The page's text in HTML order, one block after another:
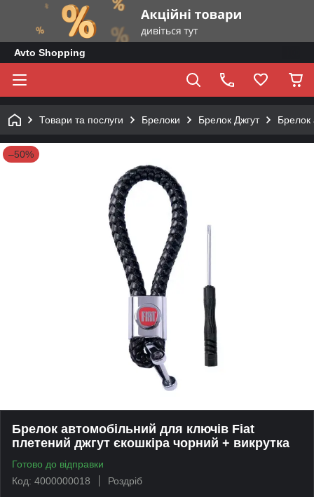
Avto Shopping
Товари та послуги Брелоки Брелок Джгут Брелок
–50%
Брелок автомобільний для ключів Fiat
плетений джгут єкошкіра чорний + викрутка
Готово до відправки
Код: 4000000018
Роздріб